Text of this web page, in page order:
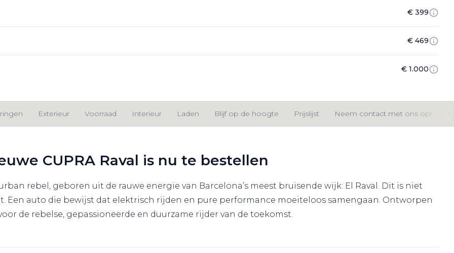
€ 399
€ 469
€ 1.000
Exterieur Voorraad Interieur Laden Blijf op de hoogte Prijslijst Neem contact met ons op!
CUPRA Raval is nu te bestellen
rebel, geboren uit de rauwe energie van Barcelona’s meest bruisende wijk: El Raval. Dit is niet
Een auto die bewijst dat elektrisch rijden en pure performance moeiteloos samengaan. Ontworpen
de rebelse, gepassioneerde en duurzame rijder van de toekomst.